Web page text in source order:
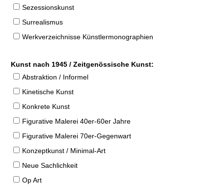
Sezessionskunst
Surrealismus
Werkverzeichnisse Künstlermonographien
Kunst nach 1945 / Zeitgenössische Kunst:
Abstraktion / Informel
Kinetische Kunst
Konkrete Kunst
Figurative Malerei 40er-60er Jahre
Figurative Malerei 70er-Gegenwart
Konzeptkunst / Minimal-Art
Neue Sachlichkeit
Op Art